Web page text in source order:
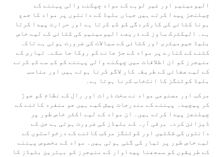
الیومینیم اور غیر لوہے کے مواد چپکنے والی پہننے کے
چیلنجز پیدا کرتے ہیں جہاں بلیڈ کے دانتوں پر مواد کا جمع
ہونا کٹائی کی کارکردگی کو کم کرتا ہے اور حرارت پیدا کرتا
ہے۔ الیکٹرک ساوز کے ذریعے الیومینیم کی کٹائی کے لیے خاص
بلیڈ جیومیٹری اور کٹائی کے سیالات کی ضرورت ہوتی ہے تاکہ
کٹنے کے کنارے پر مواد کے جڑ جانے کو روکا جا سکے۔ تیاری کے
منیجرز کو ان اطلاقات میں چپکنے والی پہننے کو کم سے کم کرنے
کے لیے صفائی کے طریقہ کار لاگو کرنا ہوتے ہیں اور مناسب
بلیڈ کوٹنگز کا انتخاب کرنا ہوتا ہے۔
مرکب اور مصنوعی مواد نے سخت ذرات اور رال کے نظام کو جوڑ
کر پیچیدہ پہننے کے مندرجات پیش کیے ہیں جو منفرد کاٹنے کے
چیلنجز پیدا کرتے ہیں۔ ان مواد کے لیے اکثر خاص طور پر
ڈیزائن کردہ برقی آرہ کے بلیڈز کی ضرورت ہوتی ہے جن کے
دانتوں کی شکلیں اور کوٹنگز مرکب کاٹنے کے درخواستوں کے
لیے خاص طور پر تیار کی گئی ہوتی ہیں۔ مواد کے مخصوص پہننے
کے طریقوں کو سمجھنا پیداوار کے منیجرز کو بہترین بلیڈز کا